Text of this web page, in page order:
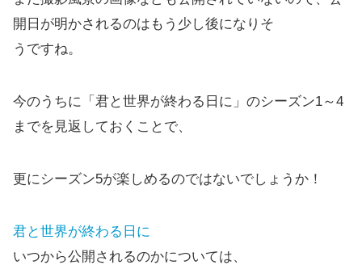
開日が明かされるのはもう少し後になりそ
うですね。
今のうちに「君と世界が終わる日に」のシーズン1～4
までを見返しておくことで、
更にシーズン5が楽しめるのではないでしょうか！
君と世界が終わる日に
いつから公開されるのかについては、